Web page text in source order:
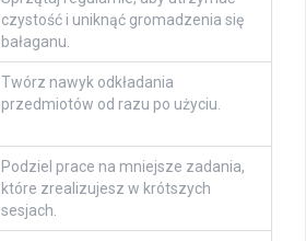
czystość i uniknąć gromadzenia się
bałaganu.
Twórz nawyk odkładania
przedmiotów od razu po użyciu.
Podziel prace na mniejsze zadania,
które zrealizujesz w krótszych
sesjach.